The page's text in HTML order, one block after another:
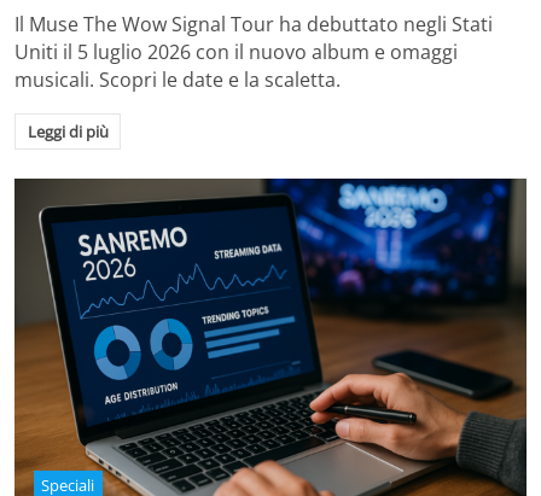
Il Muse The Wow Signal Tour ha debuttato negli Stati
Uniti il 5 luglio 2026 con il nuovo album e omaggi
musicali. Scopri le date e la scaletta.
Leggi di più
Speciali